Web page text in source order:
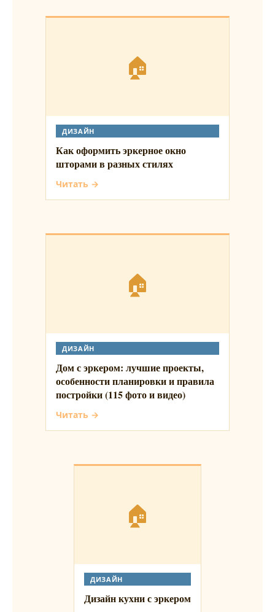
🏠
ДИЗАЙН
Как оформить эркерное окно
шторами в разных стилях
Читать →
🏠
ДИЗАЙН
Дом с эркером: лучшие проекты,
особенности планировки и правила
постройки (115 фото и видео)
Читать →
🏠
ДИЗАЙН
Дизайн кухни с эркером